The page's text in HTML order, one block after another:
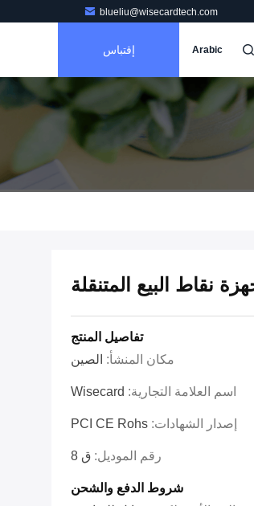
blueliu@wisecardtech.com
Arabic إقتباس
تفاصيل المنتج
مكان المنشأ: الصين
اسم العلامة التجارية: Wisecard
إصدار الشهادات: PCI CE Rohs
رقم الموديل: ق 8
شروط الدفع والشحن